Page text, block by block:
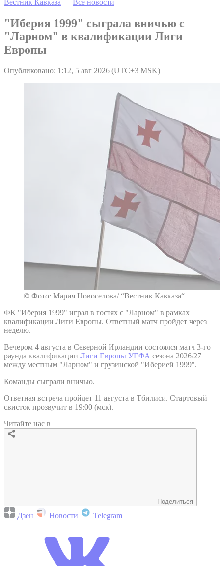
Вестник Кавказа — Все новости
"Иберия 1999" сыграла вничью с
"Ларном" в квалификации Лиги
Европы
Опубликовано: 1:12, 5 авг 2026 (UTC+3 MSK)
© Фото: Мария Новоселова/ “Вестник Кавказа“
ФК "Иберия 1999" играл в гостях с "Ларном" в рамках
квалификации Лиги Европы. Ответный матч пройдет через
неделю.
Вечером 4 августа в Северной Ирландии состоялся матч 3-го
раунда квалификации Лиги Европы УЕФА сезона 2026/27
между местным "Ларном" и грузинской "Иберией 1999".
Команды сыграли вничью.
Ответная встреча пройдет 11 августа в Тбилиси. Стартовый
свисток прозвучит в 19:00 (мск).
Читайте нас в
Поделиться
Дзен Новости Telegram